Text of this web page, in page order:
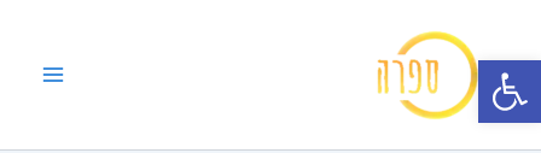
פתח סרגל נגישות
לתוכן